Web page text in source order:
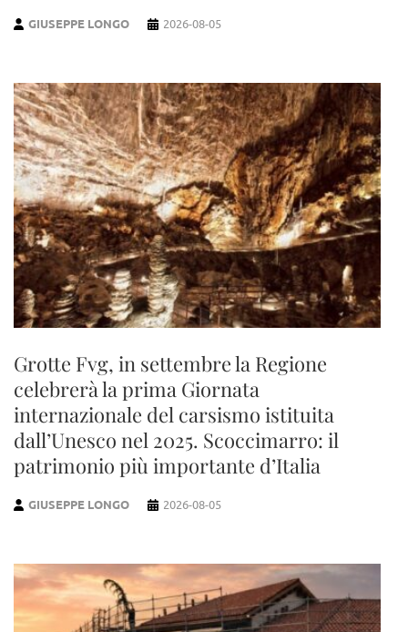
GIUSEPPE LONGO 2026-08-05
Grotte Fvg, in settembre la Regione
celebrerà la prima Giornata
internazionale del carsismo istituita
dall’Unesco nel 2025. Scoccimarro: il
patrimonio più importante d’Italia
GIUSEPPE LONGO 2026-08-05